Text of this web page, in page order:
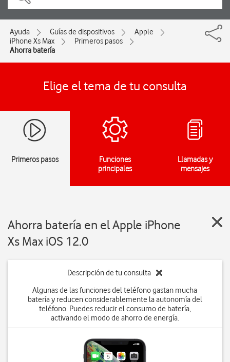
Ayuda Guías de dispositivos
Apple
iPhone Xs Max
Primeros pasos
Ahorra batería
Elige el tema de tu consulta
Primeros pasos
Funciones
principales
Llamadas y
mensajes
Ahorra batería en el Apple iPhone
Xs Max iOS 12.0
Descripción de tu consulta
Algunas de las funciones del teléfono gastan mucha
batería y reducen considerablemente la autonomía del
teléfono. Puedes reducir el consumo de batería,
activando el modo de ahorro de energía.